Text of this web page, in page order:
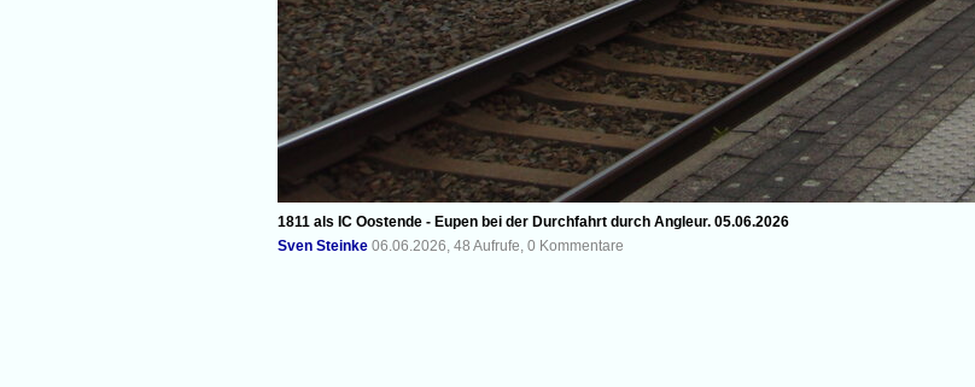
1811 als IC Oostende - Eupen bei der Durchfahrt durch Angleur. 05.06.2026
Sven Steinke 06.06.2026, 48 Aufrufe, 0 Kommentare